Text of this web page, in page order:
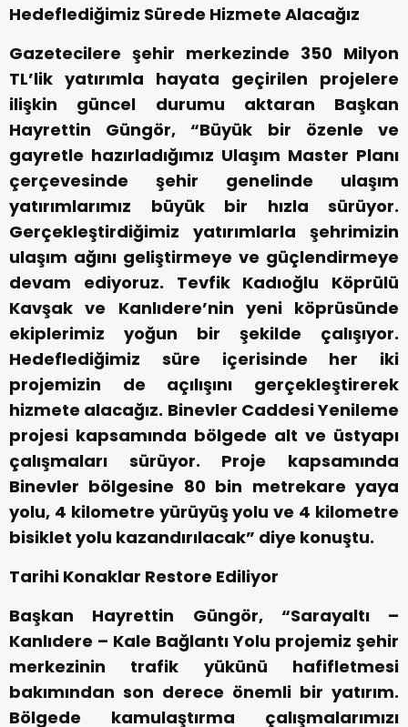
Hedeflediğimiz Sürede Hizmete Alacağız
Gazetecilere şehir merkezinde 350 Milyon
TL’lik yatırımla hayata geçirilen projelere
ilişkin güncel durumu aktaran Başkan
Hayrettin Güngör, “Büyük bir özenle ve
gayretle hazırladığımız Ulaşım Master Planı
çerçevesinde şehir genelinde ulaşım
yatırımlarımız büyük bir hızla sürüyor.
Gerçekleştirdiğimiz yatırımlarla şehrimizin
ulaşım ağını geliştirmeye ve güçlendirmeye
devam ediyoruz. Tevfik Kadıoğlu Köprülü
Kavşak ve Kanlıdere’nin yeni köprüsünde
ekiplerimiz yoğun bir şekilde çalışıyor.
Hedeflediğimiz süre içerisinde her iki
projemizin de açılışını gerçekleştirerek
hizmete alacağız. Binevler Caddesi Yenileme
projesi kapsamında bölgede alt ve üstyapı
çalışmaları sürüyor. Proje kapsamında
Binevler bölgesine 80 bin metrekare yaya
yolu, 4 kilometre yürüyüş yolu ve 4 kilometre
bisiklet yolu kazandırılacak” diye konuştu.
Tarihi Konaklar Restore Ediliyor
Başkan Hayrettin Güngör, “Sarayaltı –
Kanlıdere – Kale Bağlantı Yolu projemiz şehir
merkezinin trafik yükünü hafifletmesi
bakımından son derece önemli bir yatırım.
Bölgede kamulaştırma çalışmalarımızı